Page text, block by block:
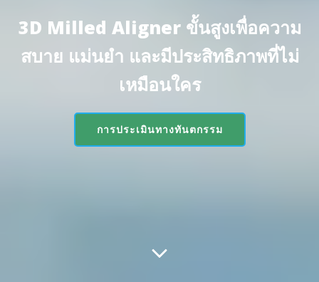
3D Milled Aligner ขั้นสูงเพื่อความ
สบาย แม่นยำ และมีประสิทธิภาพที่ไม่
เหมือนใคร
การประเมินทางทันตกรรม